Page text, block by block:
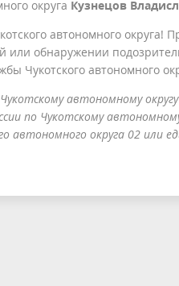
округа Кузнецов
автономного округа!
или обнаружении
Чукотского автономного
автономному
по Чукотскому
автономного округа 02 или